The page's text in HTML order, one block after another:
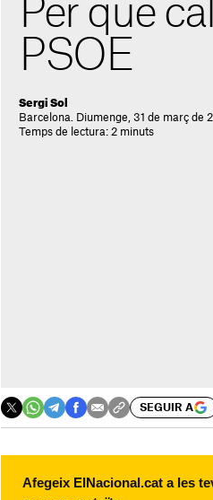
Per què
PSOE
Sergi Sol
Barcelona. Diumenge, 31 de març de
Temps de lectura: 2 minuts
SEGUIR A
Afegeix ElNacional.cat a les